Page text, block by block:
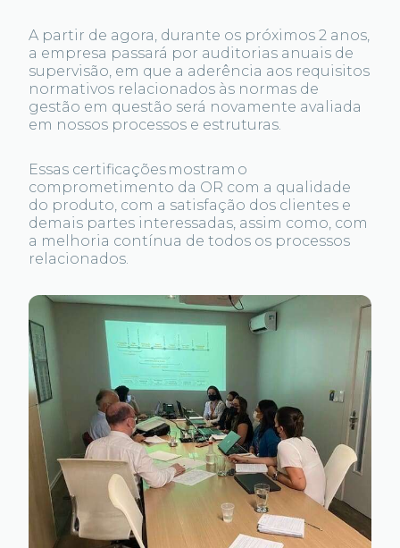
A partir de agora, durante os próximos 2 anos,
a empresa passará por auditorias anuais de
supervisão, em que a aderência aos requisitos
normativos relacionados às normas de
gestão em questão será novamente avaliada
em nossos processos e estruturas.
Essas certificações mostram o
comprometimento da OR com a qualidade
do produto, com a satisfação dos clientes e
demais partes interessadas, assim como, com
a melhoria contínua de todos os processos
relacionados.